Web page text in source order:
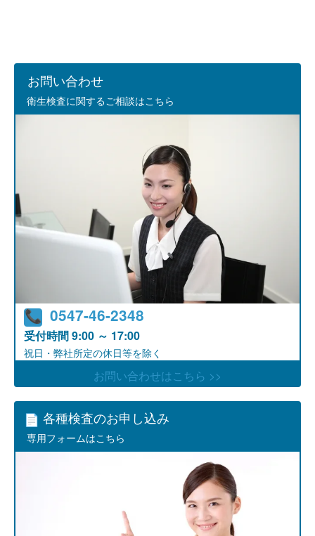
お問い合わせ
衛生検査に関するご相談はこちら
0547-46-2348
受付時間9:00 ～ 17:00
祝日・弊社所定の休日等を除く
お問い合わせはこちら >>
各種検査のお申し込み
専用フォームはこちら